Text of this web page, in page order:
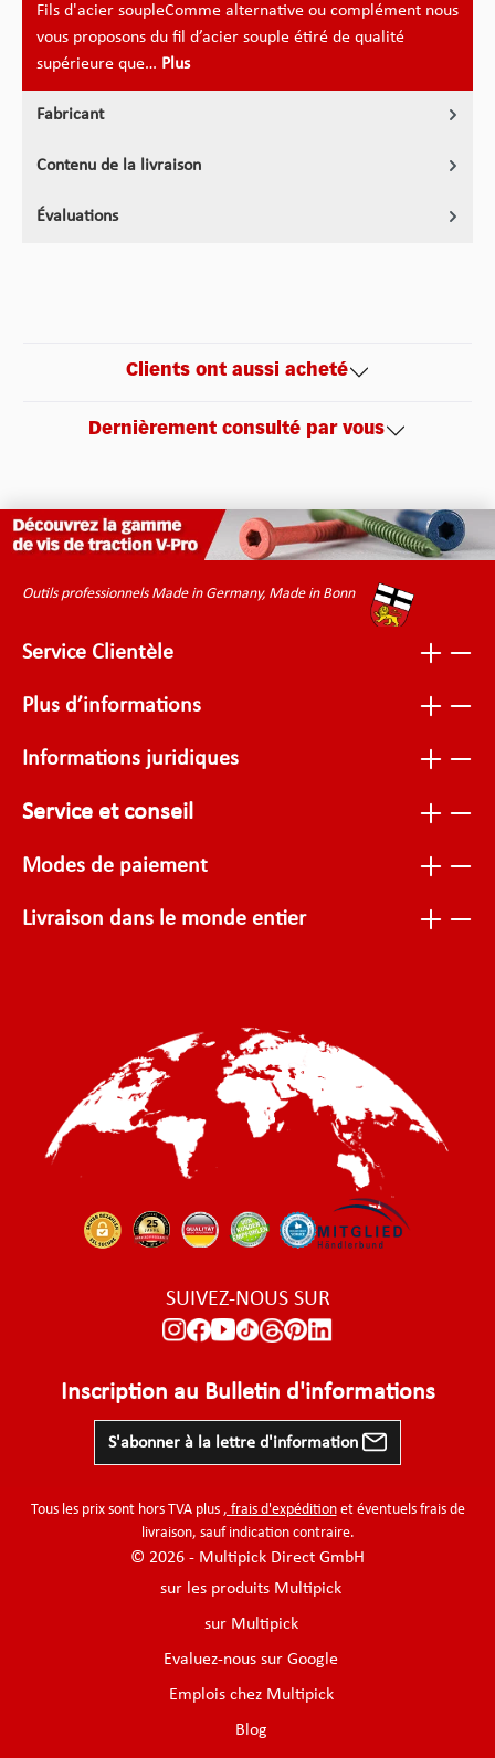
Fils d'acier soupleComme alternative ou complément nous
vous proposons du fil d’acier souple étiré de qualité
supérieure que… Plus
Fabricant
Contenu de la livraison
Évaluations
Clients ont aussi acheté
Dernièrement consulté par vous
Outils professionnels Made in Germany, Made in Bonn
Service Clientèle
Plus d’informations
Informations juridiques
Service et conseil
Modes de paiement
Livraison dans le monde entier
SUIVEZ-NOUS SUR
Inscription au Bulletin d'informations
S'abonner à la lettre d'information
Tous les prix sont hors TVA plus , frais d'expéditionet éventuels frais de
livraison, sauf indication contraire.
© 2026 - Multipick Direct GmbH
sur les produits Multipick
sur Multipick
Evaluez-nous sur Google
Emplois chez Multipick
Blog